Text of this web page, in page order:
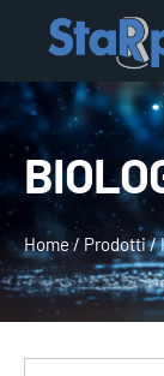
Home/ Prodotti/